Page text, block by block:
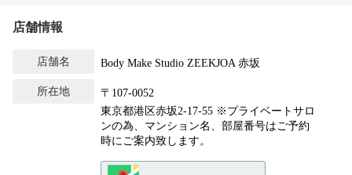
店舗情報
店舗名 Body Make Studio ZEEKJOA 赤坂
所在地
〒107-0052
東京都港区赤坂2-17-55 ※プライベートサロ
ンの為、マンション名、部屋番号はご予約
時にご案内致します。